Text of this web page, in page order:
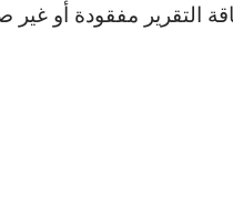
التقرير مفقودة أو غير